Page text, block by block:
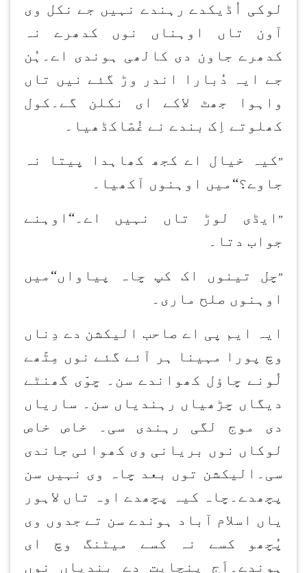
لوکی اُڈیکدے رہندے نہیں جے نکل وی
آون تاں اوہناں نوں کدھرے نہ
کدھرے جاون دی کالھی ہوندی اے۔ہُن
جے ایہ دُبارا اندر وڑ گئے نیں تاں
واہوا جھٹ لاکے ای نکلن گے۔کول
کھلوتے اِک بندے نے غُصّاکڈھیا۔
”کیہ خیال اے کجھ کھاہدا پیتا نہ
جاوے؟“میں اوہنوں آکھیا۔
” ایڈی لوڑ تاں نہیں اے۔“اوہنے
جواب دتا۔
”چل تینوں اک کپ چاہ پیاواں“میں
اوہنوں صلح ماری۔
ایہ ایم پی اے صاحب الیکشن دے دِناں
وچ پورا مہینا ہر آئے گئے نوں مِٹّھے
لُونے چاؤل کھواندے سن۔ چوّی گھنٹے
دیگاں چڑھیاں رہندیاں سن۔ ساریاں
دی موج لگی رہندی سی۔ خاص خاص
لوکاں نوں بریانی وی کھوائی جاندی
سی۔الیکشن توں بعد چاہ وی نہیں سن
پچھدے۔چاہ کیہ پچھدے اوہ تاں لاہور
یاں اسلام آباد ہوندے سن تے جدوں وی
پُچھو کسے نہ کسے میٹنگ وچ ای
ہوندے۔اَج پنچایت دے بندیاں نوں